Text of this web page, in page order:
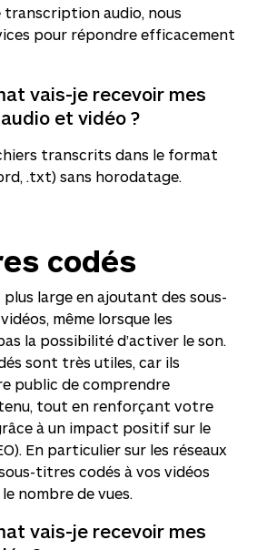
transcription audio, nous
pour répondre efficacement
vais-je recevoir mes
et vidéo ?
transcrits dans le format
.txt) sans horodatage.
codés
large en ajoutant des sous-
même lorsque les
la possibilité d’activer le son.
sont très utiles, car ils
public de comprendre
tout en renforçant votre
à un impact positif sur le
En particulier sur les réseaux
titres codés à vos vidéos
nombre de vues.
vais-je recevoir mes